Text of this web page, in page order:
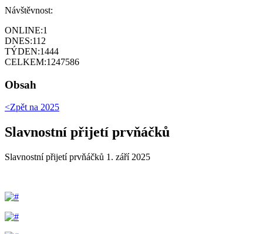
Návštěvnost:
ONLINE:1
DNES:112
TÝDEN:1444
CELKEM:1247586
Obsah
<Zpět na 2025
Slavnostní přijetí prvňáčků
Slavnostní přijetí prvňáčků 1. září 2025